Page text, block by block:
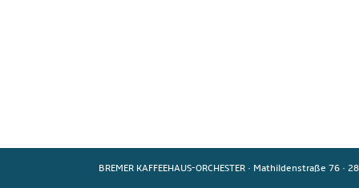
BREMER KAFFEEHAUS-ORCHESTER · Mathildenstraße 76 ·